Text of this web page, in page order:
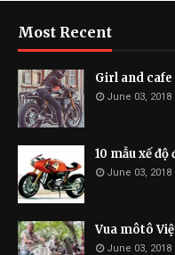
Most Recent
Girl and
June 03, 2018
10 mẫu xế độ
June 03, 2018
Vua môtô
June 03, 2018